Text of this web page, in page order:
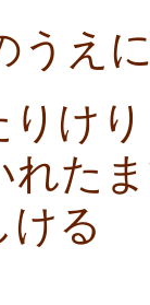
うえ
けり
れた
ける